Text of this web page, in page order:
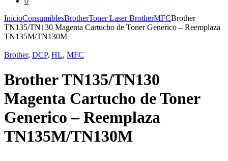
InicioConsumiblesBrotherToner Laser BrotherMFCBrother
TN135/TN130 Magenta Cartucho de Toner Generico – Reemplaza
TN135M/TN130M
Brother, DCP, HL, MFC
Brother TN135/TN130
Magenta Cartucho de Toner
Generico – Reemplaza
TN135M/TN130M